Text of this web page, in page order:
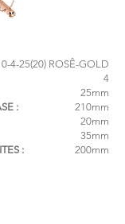
4-25(20) ROSÊ-GOLD
:
:
4
25mm
210mm
20mm
35mm
200mm